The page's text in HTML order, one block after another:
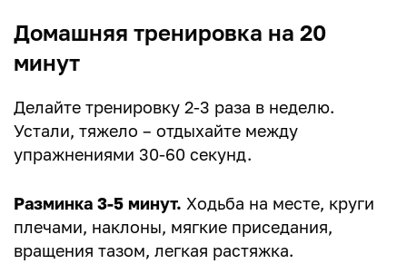
Домашняя тренировка на 20
минут
Делайте тренировку 2-3 раза в неделю.
Устали, тяжело – отдыхайте между
упражнениями 30-60 секунд.
Разминка 3-5 минут. Ходьба на месте, круги
плечами, наклоны, мягкие приседания,
вращения тазом, легкая растяжка.